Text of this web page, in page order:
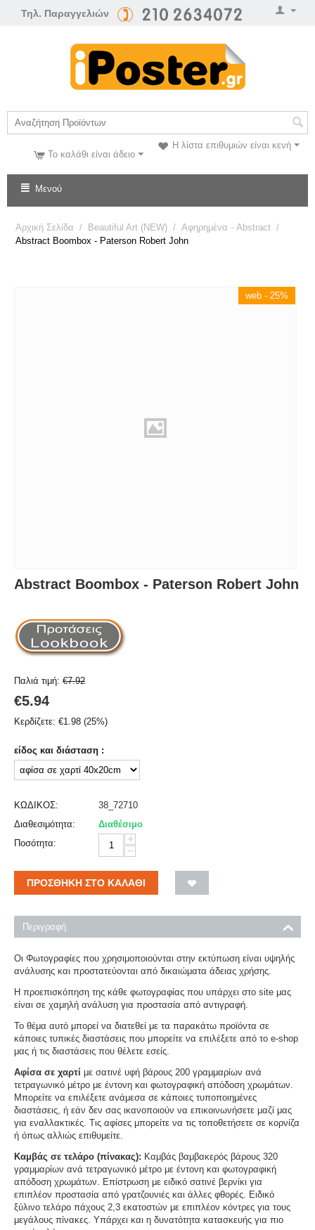
Τηλ. Παραγγελιών
Η λίστα επιθυμιών είναι κενή
Το καλάθι είναι άδειο
Μενού
Αρχική Σελίδα / Beautiful Art (NEW) / Αφηρημένα - Abstract /
Abstract Boombox - Paterson Robert John
web - 25%
Abstract Boombox - Paterson Robert John
Παλιά τιμή: €7.92
€5.94
Κερδίζετε: €1.98 (25%)
είδος και διάσταση :
ΚΩΔΙΚΟΣ:
38_72710
Διαθεσιμότητα:
Διαθέσιμο
Ποσότητα:
+
−
ΠΡΟΣΘΉΚΗ ΣΤΟ ΚΑΛΆΘΙ
Περιγραφή
Οι Φωτογραφίες που χρησιμοποιούνται στην εκτύπωση είναι υψηλής
ανάλυσης και προστατεύονται από δικαιώματα άδειας χρήσης.
Η προεπισκόπηση της κάθε φωτογραφίας που υπάρχει στο site μας
είναι σε χαμηλή ανάλυση για προστασία από αντιγραφή.
Το θέμα αυτό μπορεί να διατεθεί με τα παρακάτω προϊόντα σε
κάποιες τυπικές διαστάσεις που μπορείτε να επιλέξετε από το e-shop
μας ή τις διαστάσεις που θέλετε εσείς.
Αφίσα σε χαρτί με σατινέ υφή βάρους 200 γραμμαρίων ανά
τετραγωνικό μέτρο με έντονη και φωτογραφική απόδοση χρωμάτων.
Μπορείτε να επιλέξετε ανάμεσα σε κάποιες τυποποιημένες
διαστάσεις, ή εάν δεν σας ικανοποιούν να επικοινωνήσετε μαζί μας
για εναλλακτικές. Τις αφίσες μπορείτε να τις τοποθετήσετε σε κορνίζα
ή όπως αλλιώς επιθυμείτε.
Καμβάς σε τελάρο (πίνακας): Καμβάς βαμβακερός βάρους 320
γραμμαρίων ανά τετραγωνικό μέτρο με έντονη και φωτογραφική
απόδοση χρωμάτων. Επίστρωση με ειδικό σατινέ βερνίκι για
επιπλέον προστασία από γρατζουνιές και άλλες φθορές. Ειδικό
ξύλινο τελάρο πάχους 2,3 εκατοστών με επιπλέον κόντρες για τους
μεγάλους πίνακες. Υπάρχει και η δυνατότητα κατασκευής για πιο